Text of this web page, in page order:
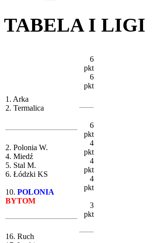
TABELA I LIGI
1. Arka
2. Termalica
2. Polonia W.
4. Miedź
5. Stal M.
6. Łódzki KS
10. POLONIA
BYTOM
16. Ruch
6
pkt
6
pkt
6
pkt
4
pkt
4
pkt
4
pkt
3
pkt